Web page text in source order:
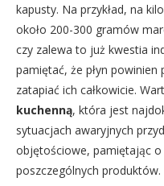
kapusty. Na przykład, na
około 200-300 gramów
czy zalewa to już kwestia
pamiętać, że płyn
zatapiać ich całkowicie.
kuchenną, która jest
sytuacjach awaryjnych
objętościowe, pamiętając
poszczególnych produktów.